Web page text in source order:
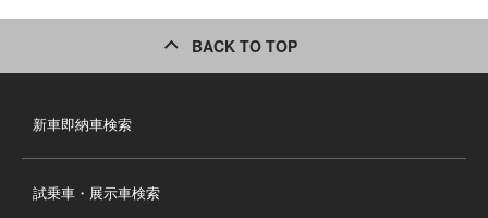
BACK TO TOP
新車即納車検索
試乗車・展示車検索